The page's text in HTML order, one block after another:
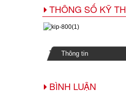
THÔNG SỐ KỸ
Thông tin
BÌNH LUẬN